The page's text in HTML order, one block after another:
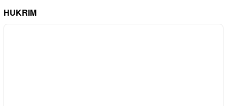
HUKRIM